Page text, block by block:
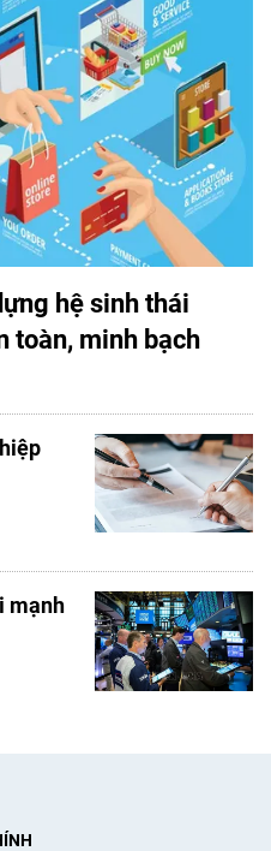
hệ sinh thái
toàn, minh bạch
mạnh